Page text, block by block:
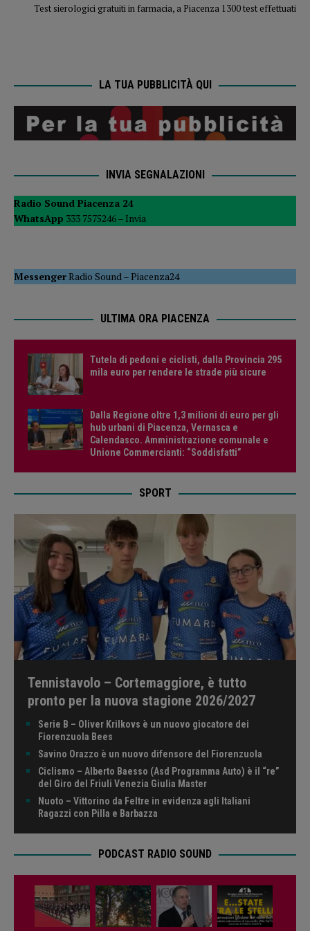
Test sierologici gratuiti in farmacia, a Piacenza 1300 test effettuati
LA TUA PUBBLICITÀ QUI
INVIA SEGNALAZIONI
Radio Sound Piacenza 24
WhatsApp 333 7575246 – Invia
MessengerRadio Sound–Piacenza24
ULTIMA ORA PIACENZA
Tutela di pedoni e ciclisti, dalla Provincia 295
mila euro per rendere le strade più sicure
Dalla Regione oltre 1,3 milioni di euro per gli
hub urbani di Piacenza, Vernasca e
Calendasco. Amministrazione comunale e
Unione Commercianti: “Soddisfatti”
SPORT
Tennistavolo – Cortemaggiore, è tutto
pronto per la nuova stagione 2026/2027
Serie B – Oliver Krilkovs è un nuovo giocatore dei
Fiorenzuola Bees
Savino Orazzo è un nuovo difensore del Fiorenzuola
Ciclismo – Alberto Baesso (Asd Programma Auto) è il “re”
del Giro del Friuli Venezia Giulia Master
Nuoto – Vittorino da Feltre in evidenza agli Italiani
Ragazzi con Pilla e Barbazza
PODCAST RADIO SOUND